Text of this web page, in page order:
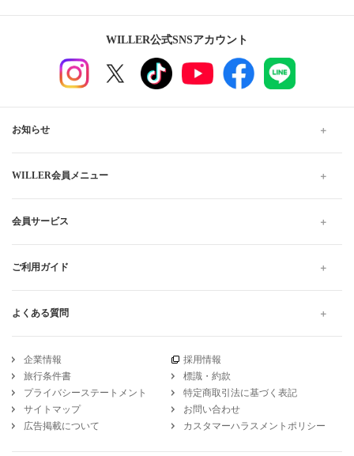
WILLER公式SNSアカウント
お知らせ
WILLER会員メニュー
会員サービス
ご利用ガイド
よくある質問
企業情報
採用情報
旅行条件書
標識・約款
プライバシーステートメント
特定商取引法に基づく表記
サイトマップ
お問い合わせ
広告掲載について
カスタマーハラスメントポリシー